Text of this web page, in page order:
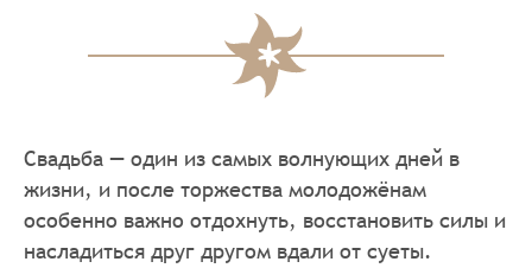
Свадьба — один из самых волнующих дней в
жизни, и после торжества молодожёнам
особенно важно отдохнуть, восстановить силы и
насладиться друг другом вдали от суеты.